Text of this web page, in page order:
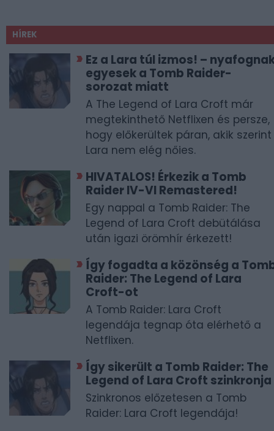
HÍREK
Ez a Lara túl izmos! –
egyesek a Tomb Raider-
sorozat miatt
A The Legend of Lara Croft már
megtekinthető Netflixen és persze,
hogy előkerültek páran, akik szerint
Lara nem elég nőies.
HIVATALOS! Érkezik a Tomb
Raider IV-VI Remastered!
Egy nappal a Tomb Raider: The
Legend of Lara Croft debütálása
után igazi örömhír érkezett!
Így fogadta a közönség a
Raider: The Legend of Lara
Croft-ot
A Tomb Raider: Lara Croft
legendája tegnap óta elérhető a
Netflixen.
Így sikerült a Tomb Raider: The
Legend of Lara Croft szinkronja
Szinkronos előzetesen a Tomb
Raider: Lara Croft legendája!